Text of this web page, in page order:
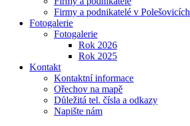
Firmy a podnikatelé v Polešovicích
Fotogalerie
Fotogalerie
Rok 2026
Rok 2025
Kontakt
Kontaktní informace
Ořechov na mapě
Důležitá tel. čísla a odkazy
Napište nám